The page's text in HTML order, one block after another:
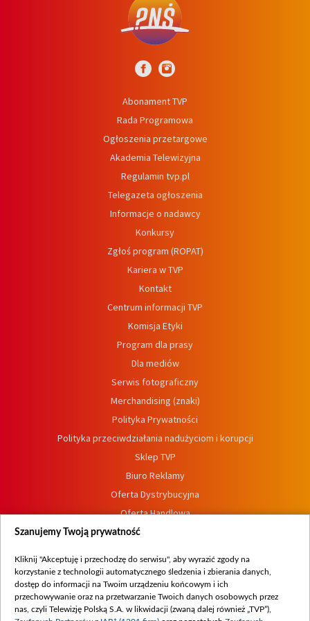
Abonament TVP
Rada Programowa
Ogłoszenia przetargowe
Akademia Telewizyjna
Regulamin tvp.pl
Telegazeta ogłoszenia
Informacje o nadawcy
Konkursy
Zgłoś program (ROPAT)
Kariera w TVP
Kontakt
Centrum informacji TVP
Komisja Etyki
Program dla prasy
Dla mediów
Serwis fotograficzny
Merchandising (znaki)
Polityka Prywatności
Polityka przeciwdziałania nadużyciom i korupcji
Sklep TVP
Biuro Reklamy
Oferta Dystrybucyjna
Oferta Handlowa
Dostępność
Procedura zgłoszeń wewnętrznych
Szanujemy Twoją prywatność
Kliknij "Akceptuję i przechodzę do serwisu", aby wyrazić zgody na
korzystanie z technologii automatycznego śledzenia i zbierania danych,
dostęp do informacji na Twoim urządzeniu końcowym i ich
przechowywanie oraz na przetwarzanie Twoich danych osobowych przez
nas, czyli Telewizję Polską S.A. w likwidacji (zwaną dalej również „TVP”),